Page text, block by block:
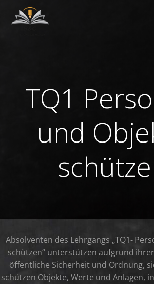
TQ1
und
Absolventen des Lehrgangs „TQ1-
schützen“ unterstützen aufgrund
öffentliche Sicherheit und Ordnung,
schützen Objekte, Werte und Anlagen,